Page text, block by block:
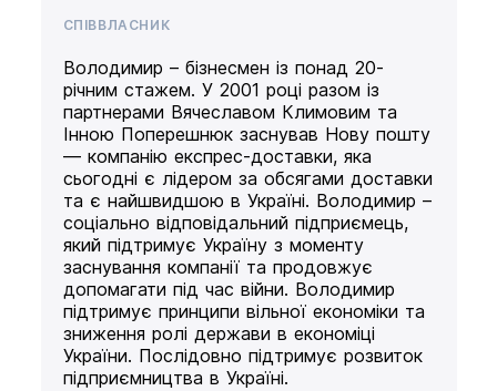
СПІВВЛАСНИК
Володимир – бізнесмен із понад 20-
річним стажем. У 2001 році разом із
партнерами Вячеславом Климовим та
Інною Поперешнюк заснував Нову пошту
— компанію експрес-доставки, яка
сьогодні є лідером за обсягами доставки
та є найшвидшою в Україні. Володимир –
соціально відповідальний підприємець,
який підтримує Україну з моменту
заснування компанії та продовжує
допомагати під час війни. Володимир
підтримує принципи вільної економіки та
зниження ролі держави в економіці
України. Послідовно підтримує розвиток
підприємництва в Україні.